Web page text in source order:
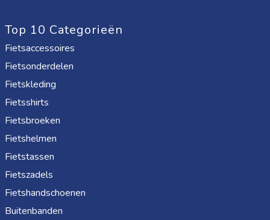
Top 10 Categorieën
Fietsaccessoires
Fietsonderdelen
Fietskleding
Fietsshirts
Fietsbroeken
Fietshelmen
Fietstassen
Fietszadels
Fietshandschoenen
Buitenbanden